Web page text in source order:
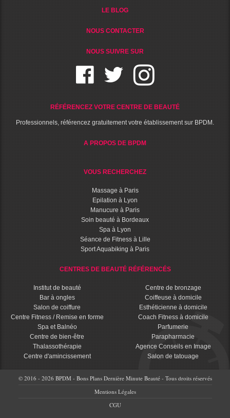
LE BLOG
NOUS CONTACTER
NOUS SUIVRE SUR
RÉFÉRENCEZ VOTRE CENTRE DE BEAUTÉ
Professionnels, référencez gratuitement votre établissement sur BPDM.
A PROPOS DE BPDM
VOUS RECHERCHEZ
Massage à Paris
Epilation à Lyon
Manucure à Paris
Soin beauté à Bordeaux
Spa à Lyon
Séance de Fitness à Lille
Sport Aquabiking à Paris
CENTRES DE BEAUTÉ RÉFÉRENCÉS
Institut de beauté
Bar à ongles
Salon de coiffure
Centre Fitness / Remise en forme
Spa et Balnéo
Centre de bien-être
Thalassothérapie
Centre d'amincissement
Centre de bronzage
Coiffeuse à domicile
Esthéticienne à domicile
Coach Fitness à domicile
Parfumerie
Parapharmacie
Agence Conseils en Image
Salon de tatouage
© 2016 - 2026 BPDM - Bons Plans Dernière Minute Beauté - Tous droits réservés
Mentions Légales
CGU